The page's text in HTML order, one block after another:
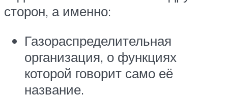
сторон, а именно:
Газораспределительная
организация, о функциях
которой говорит само её
название.